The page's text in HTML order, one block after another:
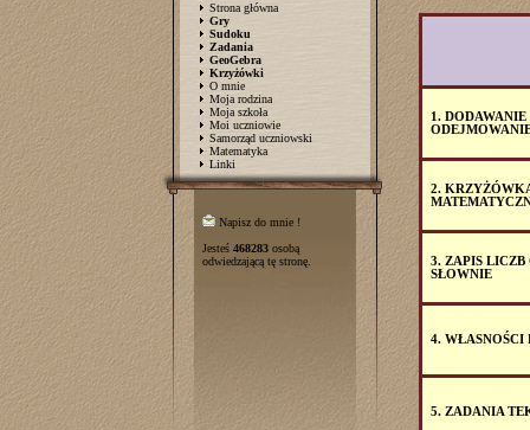
Strona główna
Gry
Sudoku
Zadania
GeoGebra
Krzyżówki
O mnie
Moja rodzina
Moja szkoła
Moi uczniowie
Samorząd uczniowski
Matematyka
Linki
Napisz do mnie !
Jesteś 468283 osobą
odwiedzającą tę stronę.
1. DODAWANIE
2.
3. ZAPIS
SŁOWNIE
4. WŁASNOŚCI
5. ZADANIA